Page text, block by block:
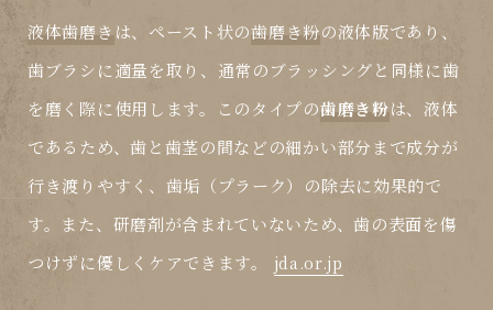
液体歯磨き は、ペースト状の歯磨き粉の液体版であり、
歯ブラシに適量を取り、通常のブラッシングと同様に歯
を磨く際に使用します。このタイプの歯磨き粉は、液体
であるため、歯と歯茎の間などの細かい部分まで成分が
行き渡りやすく、歯垢（プラーク）の除去に効果的で
す。また、研磨剤が含まれていないため、歯の表面を傷
つけずに優しくケアできます。 jda.or.jp